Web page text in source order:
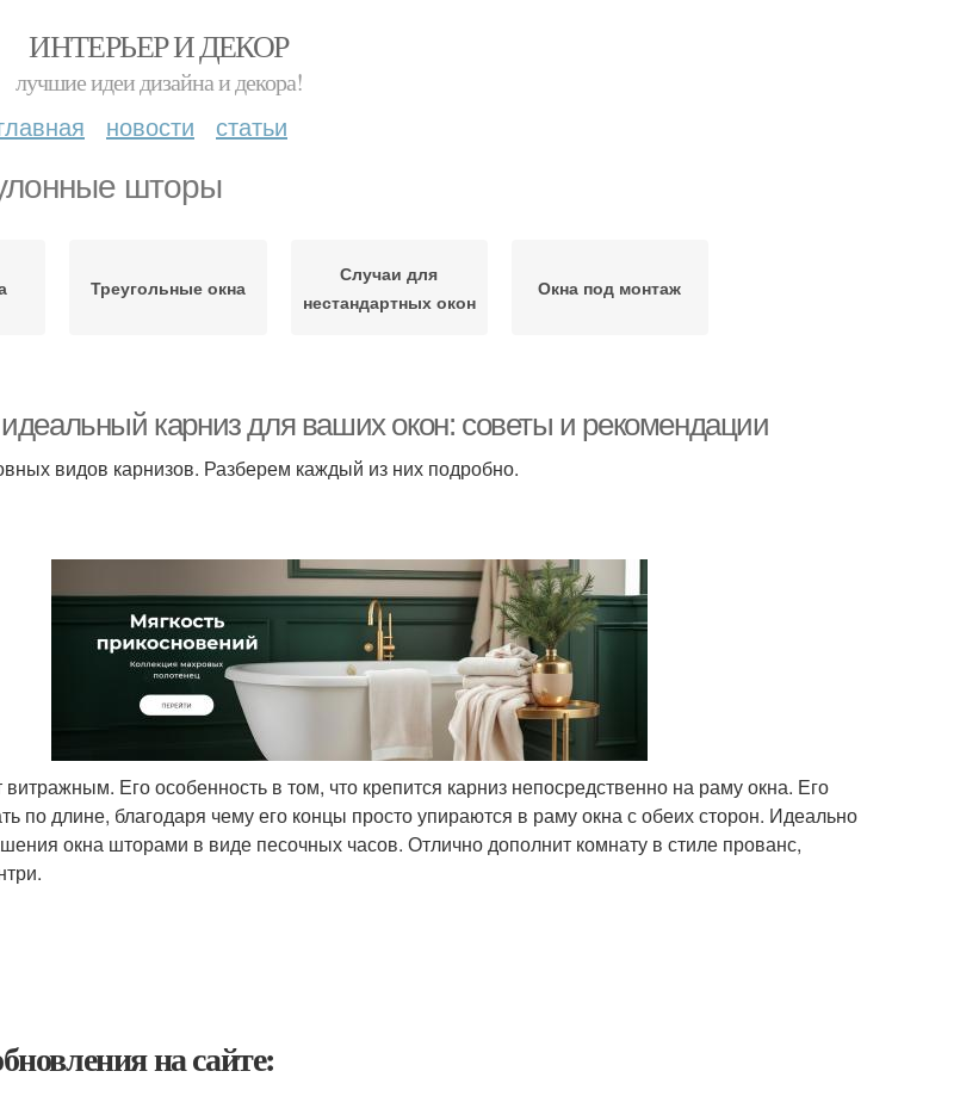
ИНТЕРЬЕР И ДЕКОР
лучшие идеи дизайна и декора!
новости статьи
шторы
Треугольные окна
Случаи для
нестандартных окон
Окна под монтаж
карниз для ваших окон: советы и рекомендации
видов карнизов. Разберем каждый из них подробно.
Его особенность в том, что крепится карниз непосредственно на раму окна. Его
по длине, благодаря чему его концы просто упираются в раму окна с обеих сторон. Идеально
окна шторами в виде песочных часов. Отлично дополнит комнату в стиле прованс,
на сайте: